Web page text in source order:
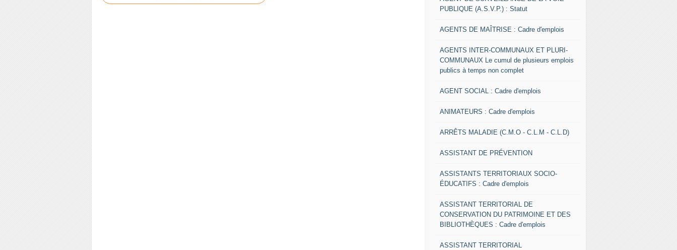
PUBLIQUE (A.S.V.P.) : Statut
AGENTS DE MAÎTRISE : Cadre d'emplois
AGENTS INTER-COMMUNAUX ET PLURI-
COMMUNAUX Le cumul de plusieurs emplois
publics à temps non complet
AGENT SOCIAL : Cadre d'emplois
ANIMATEURS : Cadre d'emplois
ARRÊTS MALADIE (C.M.O - C.L.M - C.L.D)
ASSISTANT DE PRÉVENTION
ASSISTANTS TERRITORIAUX SOCIO-
ÉDUCATIFS : Cadre d'emplois
ASSISTANT TERRITORIAL DE
CONSERVATION DU PATRIMOINE ET DES
BIBLIOTHÈQUES : Cadre d'emplois
ASSISTANT TERRITORIAL